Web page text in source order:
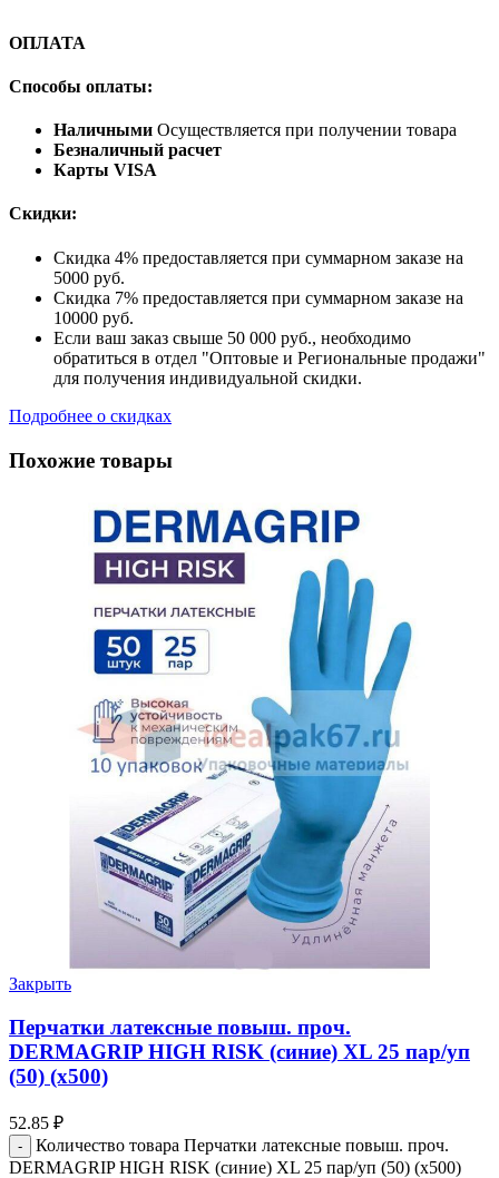
ОПЛАТА
Способы оплаты:
Наличными Осуществляется при получении товара
Безналичный расчет
Карты VISA
Скидки:
Скидка 4% предоставляется при суммарном заказе на
5000 руб.
Скидка 7% предоставляется при суммарном заказе на
10000 руб.
Если ваш заказ свыше 50 000 руб., необходимо
обратиться в отдел "Оптовые и Региональные продажи"
для получения индивидуальной скидки.
Подробнее о скидках
Похожие товары
Закрыть
Перчатки латексные повыш. проч.
DERMAGRIP HIGH RISK (синие) XL 25 пар/уп
(50) (х500)
52.85 ₽
Количество товара Перчатки латексные повыш. проч.
DERMAGRIP HIGH RISK (синие) XL 25 пар/уп (50) (х500)